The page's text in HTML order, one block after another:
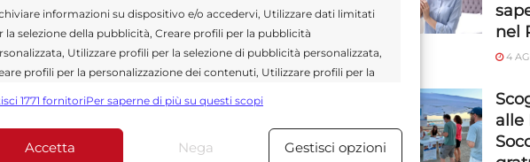
informazioni su dispositivo e/o accedervi, Utilizzare dati limitati
la selezione della pubblicità, Creare profili per la pubblicità
Utilizzare profili per la selezione di pubblicità personalizzata,
profili per la personalizzazione dei contenuti, Utilizzare profili per la
dati limitati per la selezione dei contenuti.
Sempre attivo
1771 fornitoriPer saperne di più su questi scopi
Accetta Nega Gestisci opzioni
sono contrassegnati
nel
4
alle